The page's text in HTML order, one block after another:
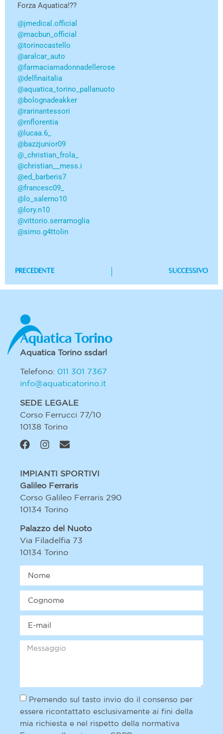
Forza Aquatica!??
@jmedical.official
@macbun_official
@torinocastello
@aralcar_auto
@farmaciamadonnadellerose
@delfinaitalia
@aquatica_torino_pallanuoto
@bolognadeakker
@rarinantessori
@rnflorentia
@lucaa.6_
@bazzjunior09
@_christian_frola_
@christian__mess.i
@ed_barberis7
@francesc09_
@lo_salerno10
@lory.n10
@vittorio.serramoglia
@simo.g4ttolin
PRECEDENTE SUCCESSIVO
Aquatica Torino
Aquatica Torino ssdarl
Telefono: 011 301 7367
info@aquaticatorino.it
SEDE LEGALE
Corso Ferrucci 77/10
10138 Torino
IMPIANTI SPORTIVI
Galileo Ferraris
Corso Galileo Ferraris 290
10134 Torino
Palazzo del Nuoto
Via Filadelfia 73
10134 Torino
Premendo sul tasto invio do il consenso per
essere ricontattato esclusivamente ai fini della
mia richiesta e nel rispetto della normativa